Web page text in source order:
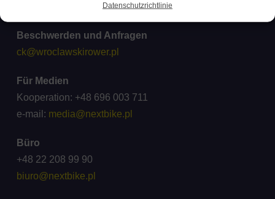
Datenschutzrichtlinie
(Verbindungskosten gemäß den Tarifen der Anbieter)
Beschwerden und Anfragen
ck@wroclawskirower.pl
Für Medien
Kooperation: +48 696 003 711
e-mail: media@nextbike.pl
Büro
+48 22 208 99 90
biuro@nextbike.pl